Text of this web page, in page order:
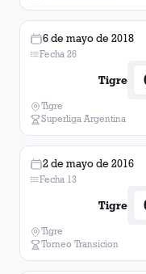
6 de mayo de 2018
Fecha 26
Tigre
Tigre
Superliga Argentina
2 de mayo de 2016
Fecha 13
Tigre
Tigre
Torneo Transicion